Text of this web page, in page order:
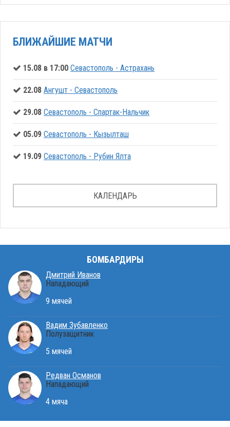
БЛИЖАЙШИЕ МАТЧИ
15.08 в 17:00 Севастополь - Астрахань
22.08 Ангушт - Севастополь
29.08 Севастополь - Спартак-Нальчик
05.09 Севастополь - Кызылташ
19.09 Севастополь - Рубин Ялта
КАЛЕНДАРЬ
БОМБАРДИРЫ
Дмитрий Иванов
Нападающий
9 мячей
Вадим Зубавленко
Полузащитник
5 мячей
Редван Османов
Нападающий
4 мяча